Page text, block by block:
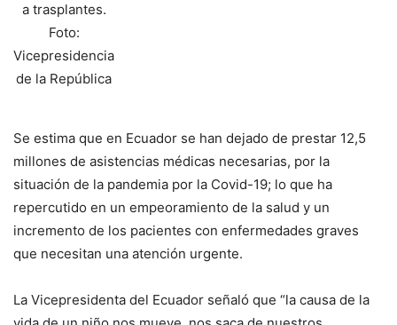
a trasplantes.
Foto:
Vicepresidencia
de la República
Se estima que en Ecuador se han dejado de prestar 12,5
millones de asistencias médicas necesarias, por la
situación de la pandemia por la Covid-19; lo que ha
repercutido en un empeoramiento de la salud y un
incremento de los pacientes con enfermedades graves
que necesitan una atención urgente.
La Vicepresidenta del Ecuador señaló que “la causa de la